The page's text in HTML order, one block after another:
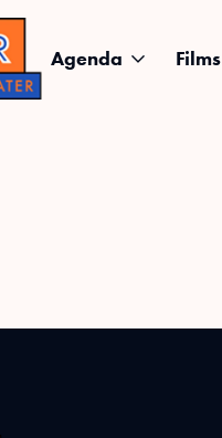
Agenda Films